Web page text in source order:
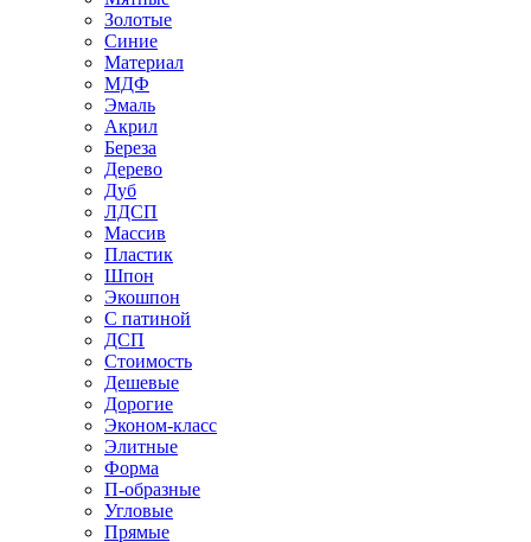
Золотые
Синие
Материал
МДФ
Эмаль
Акрил
Береза
Дерево
Дуб
ЛДСП
Массив
Пластик
Шпон
Экошпон
С патиной
ДСП
Стоимость
Дешевые
Дорогие
Эконом-класс
Элитные
Форма
П-образные
Угловые
Прямые